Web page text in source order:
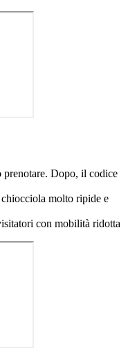
prenotare. Dopo, il codice
molto ripide e
con mobilità ridotta